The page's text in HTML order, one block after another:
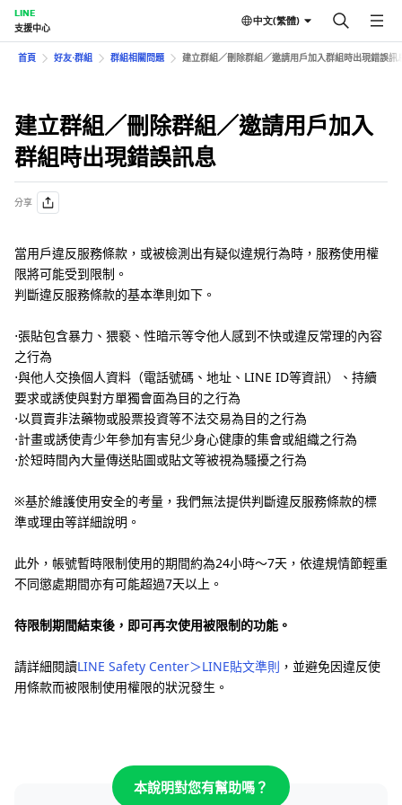
LINE
支援中心
中文(繁體)
首頁 好友⋅群組 群組相關問題 建立群組／刪除群組／邀請用戶加入群組時出現錯誤訊
建立群組／刪除群組／邀請用戶加入
群組時出現錯誤訊息
分享
當用戶違反服務條款，或被檢測出有疑似違規行為時，服務使用權
限將可能受到限制。
判斷違反服務條款的基本準則如下。
⋅張貼包含暴力、猥褻、性暗示等令他人感到不快或違反常理的內容
之行為
⋅與他人交換個人資料（電話號碼、地址、LINE ID等資訊）、持續
要求或誘使與對方單獨會面為目的之行為
⋅以買賣非法藥物或股票投資等不法交易為目的之行為
⋅計畫或誘使青少年參加有害兒少身心健康的集會或組織之行為
⋅於短時間內大量傳送貼圖或貼文等被視為騷擾之行為
※基於維護使用安全的考量，我們無法提供判斷違反服務條款的標
準或理由等詳細說明。
此外，帳號暫時限制使用的期間約為24小時〜7天，依違規情節輕重
不同懲處期間亦有可能超過7天以上。
待限制期間結束後，即可再次使用被限制的功能。
請詳細閱讀LINE Safety Center＞LINE貼文準則 ，並避免因違反使
用條款而被限制使用權限的狀況發生。
本說明對您有幫助嗎？